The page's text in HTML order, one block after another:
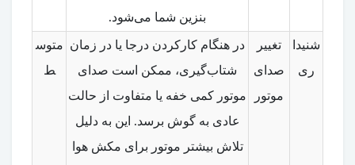
بنزین شما می‌شود.
شنیدا
ری
تغییر
صدای
موتور
در هنگام کارکردن درجا یا در زمان
شتاب‌گیری، ممکن است صدای
موتور کمی خفه یا متفاوت از حالت
عادی به گوش برسد. این به دلیل
تلاش بیشتر موتور برای مکش هوا
متوس
ط